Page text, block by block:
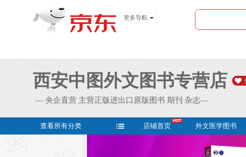
更多导航
西安中图外文图书专营店
— 央企直营 主营正版进出口原版图书 期刊 杂志—
查看所有分类 店铺首页 外文医学图书